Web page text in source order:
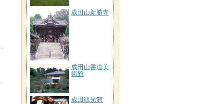
成田山新勝寺
成田山書道美
術館
成田観光館